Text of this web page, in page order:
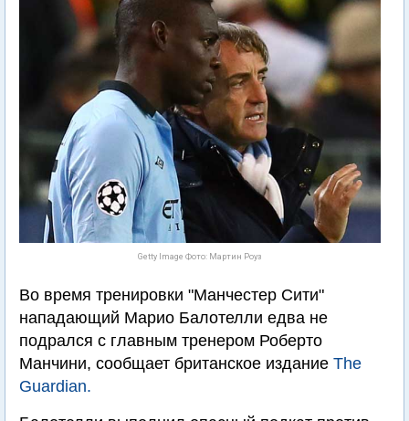
Getty Image Фото: Мартин Роуз
Во время тренировки "Манчестер Сити"
нападающий Марио Балотелли едва не
подрался с главным тренером Роберто
Манчини, сообщает британское издание The
Guardian.